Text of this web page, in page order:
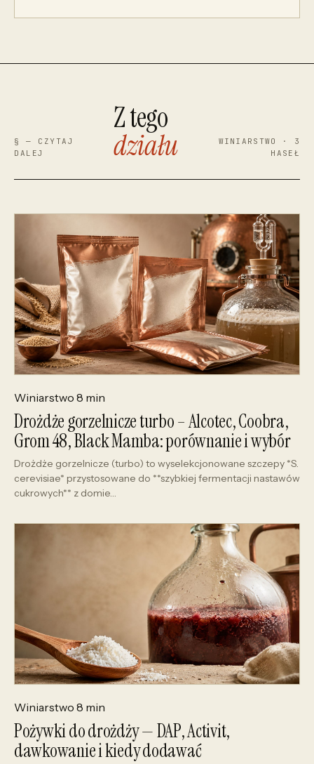
§ — CZYTAJ
DALEJ
Z tego
działu
WINIARSTWO · 3
HASEŁ
Winiarstwo 8 min
Drożdże gorzelnicze turbo – Alcotec, Coobra,
Grom 48, Black Mamba: porównanie i wybór
Drożdże gorzelnicze (turbo) to wyselekcjonowane szczepy *S.
cerevisiae* przystosowane do **szybkiej fermentacji nastawów
cukrowych** z domie…
Winiarstwo 8 min
Pożywki do drożdży — DAP, Activit,
dawkowanie i kiedy dodawać